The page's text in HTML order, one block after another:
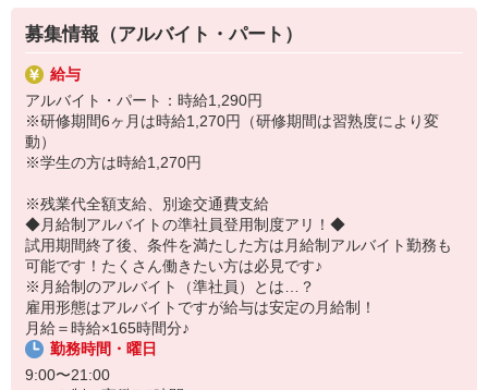
「幸せなペットライフ」を提供するのが仕事と考えています。
募集情報（アルバイト・パート）
給与
アルバイト・パート：時給1,290円
※研修期間6ヶ月は時給1,270円（研修期間は習熟度により変
動）
※学生の方は時給1,270円
※残業代全額支給、別途交通費支給
◆月給制アルバイトの準社員登用制度アリ！◆
試用期間終了後、条件を満たした方は月給制アルバイト勤務も
可能です！たくさん働きたい方は必見です♪
※月給制のアルバイト（準社員）とは…？
雇用形態はアルバイトですが給与は安定の月給制！
月給＝時給×165時間分♪
勤務時間・曜日
9:00〜21:00